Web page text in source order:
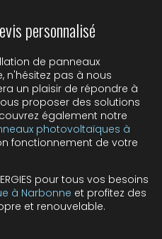
personnalisé
de panneaux
n'hésitez pas à nous
un plaisir de répondre à
proposer des solutions
également notre
photovoltaïques à
fonctionnement de votre
pour tous vos besoins
à Narbonne et profitez des
et renouvelable.